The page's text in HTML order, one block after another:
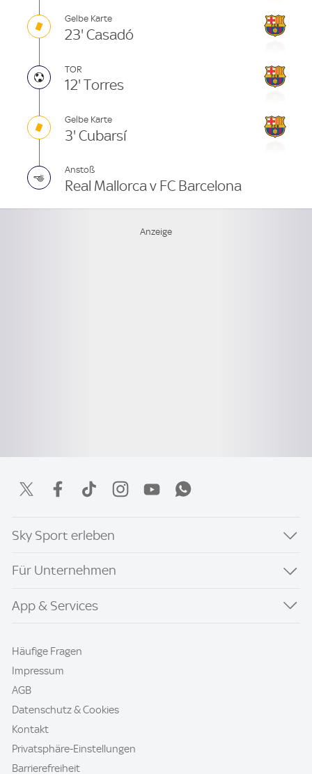
Gelbe Karte
23' Casadó
TOR
12' Torres
Gelbe Karte
3' Cubarsí
Anstoß
Real Mallorca v FC Barcelona
Sky Sport erleben
Für Unternehmen
App & Services
Häufige Fragen
Impressum
AGB
Datenschutz & Cookies
Kontakt
Privatsphäre-Einstellungen
Barrierefreiheit